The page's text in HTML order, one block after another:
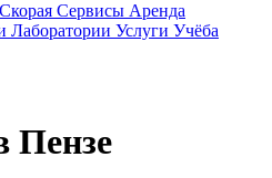
Скорая Сервисы Аренда
Лаборатории Услуги Учёба
Пензе